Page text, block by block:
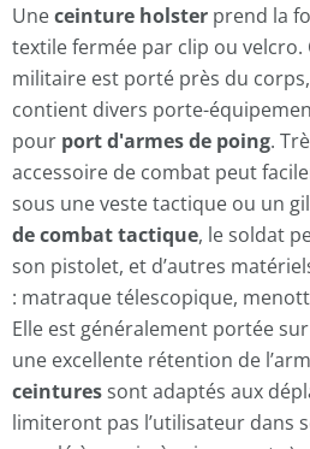
Uneceinture holster prend la
textile fermée par clip ou
militaire est porté près du
contient divers porte-
pour port d'armes de poing.
accessoire de combat peut
sous une veste tactique ou un
de combat tactique, le soldat
son pistolet, et d’autres
: matraque télescopique,
Elle est généralement portée
une excellente rétention de
ceintures sont adaptés aux
limiteront pas l’utilisateur dans